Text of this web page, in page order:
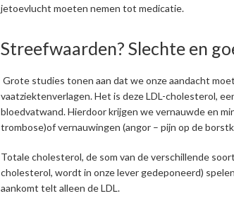
jetoevlucht moeten nemen tot medicatie.
Streefwaarden? Slechte en
Grote studies tonen aan dat we onze aandacht
vaatziektenverlagen. Het is deze LDL-cholesterol,
bloedvatwand. Hierdoor krijgen we vernauwde en
trombose)of vernauwingen (angor – pijn op de
Totale cholesterol, de som van de verschillende
cholesterol, wordt in onze lever gedeponeerd)
aankomt telt alleen de LDL.